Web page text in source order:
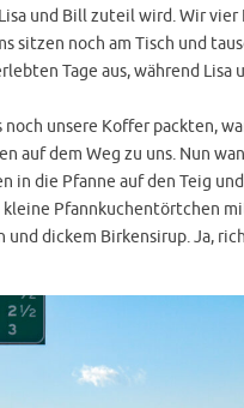
und Bill zuteil wird. Wir vier
sitzen noch am Tisch und
Tage aus, während Lisa
noch unsere Koffer packten,
auf dem Weg zu uns. Nun
in die Pfanne auf den Teig
kleine Pfannkuchentörtchen
und dickem Birkensirup. Ja,